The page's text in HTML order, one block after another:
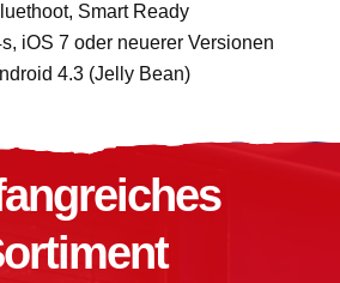
Smart Ready
iOS 7 oder neuerer Versionen
4.3 (Jelly Bean)